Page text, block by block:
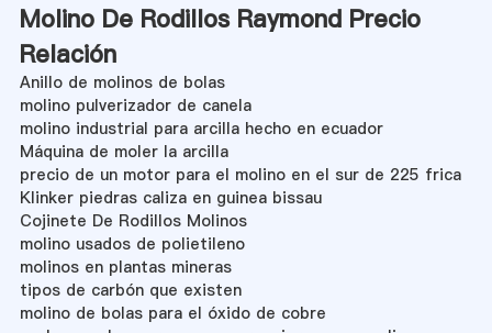
Molino De Rodillos Raymond Precio
Relación
Anillo de molinos de bolas
molino pulverizador de canela
molino industrial para arcilla hecho en ecuador
Máquina de moler la arcilla
precio de un motor para el molino en el sur de 225 frica
Klinker piedras caliza en guinea bissau
Cojinete De Rodillos Molinos
molino usados de polietileno
molinos en plantas mineras
tipos de carbón que existen
molino de bolas para el óxido de cobre